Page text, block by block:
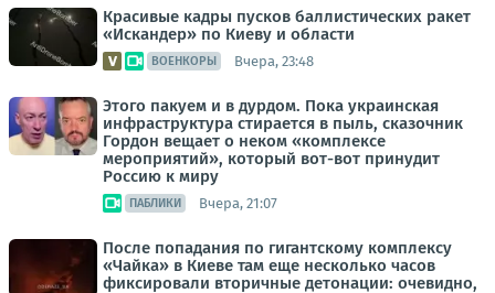
Красивые кадры пусков баллистических ракет
«Искандер» по Киеву и области
ВОЕНКОРЫ Вчера, 23:48
Этого пакуем и в дурдом. Пока украинская
инфраструктура стирается в пыль, сказочник
Гордон вещает о неком «комплексе
мероприятий», который вот-вот принудит
Россию к миру
ПАБЛИКИ Вчера, 21:07
После попадания по гигантскому комплексу
«Чайка» в Киеве там еще несколько часов
фиксировали вторичные детонации: очевидно,